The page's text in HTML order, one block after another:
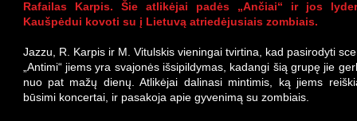
Rafailas Karpis. Šie atlikėjai padės „Ančiai“ ir jos
Kaušpėdui kovoti su į Lietuvą atriedėjusiais zombiais.
Jazzu, R. Karpis ir M. Vitulskis vieningai tvirtina, kad pasirodyti
„Antimi“ jiems yra svajonės išsipildymas, kadangi šią grupę jie
nuo pat mažų dienų. Atlikėjai dalinasi mintimis, ką jiems
būsimi koncertai, ir pasakoja apie gyvenimą su zombiais.